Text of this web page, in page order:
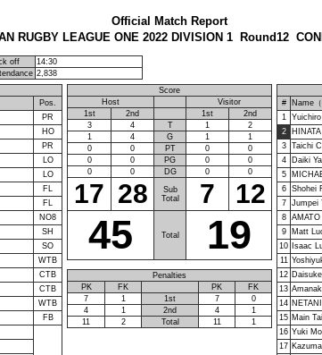
Official Match Report
RUGBY LEAGUE ONE 2022 DIVISION 1 Round12
off
14:30
2,838
Pos.
PR
HO
PR
LO
LO
FL
FL
NO8
SH
SO
WTB
CTB
CTB
WTB
FB
#
Name
1
Yuichiro
2
3
Taichi
4
Daiki
5
6
Shohei
7
Jumpei
8
AMATO
9
Matt
10
Isaac
11
12
13
14
15 Main
16 Yuki
17
Score
Host
Visitor
1st
2nd 1st
2nd
3
4 T 1
2
1
4 G 1
1
0
0 PT 0
0
0
0 PG 0
0
0
0 DG 0 0
17 28
Sub
Total
7 12
45 Total 19
Penalties
PK
FK PK
FK
7
1 1st 7
0
4
1 2nd 4
1
11
2 Total 11 1